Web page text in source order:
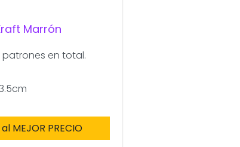
Marrón
patrones en total.
MEJOR PRECIO